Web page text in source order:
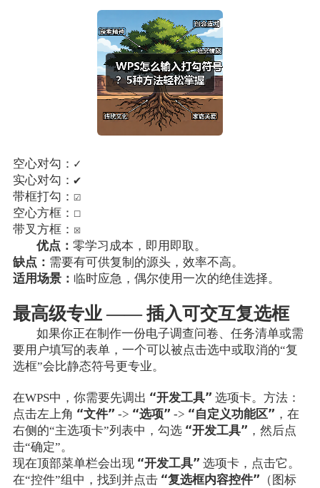
空心对勾： ✓
实心对勾： ✔
带框打勾： ☑
空心方框： ☐
带叉方框： ☒
优点：零学习成本，即用即取。
缺点： 需要有可供复制的源头，效率不高。
适用场景： 临时应急，偶尔使用一次的绝佳选择。
最高级专业 —— 插入可交互复选框
如果你正在制作一份电子调查问卷、任务清单或需
要用户填写的表单，一个可以被点击选中或取消的“复
选框”会比静态符号更专业。
在WPS中，你需要先调出 “开发工具” 选项卡。方法：
点击左上角 “文件” -> “选项” -> “自定义功能区” ，在
右侧的“主选项卡”列表中，勾选 “开发工具” ，然后点
击“确定”。
现在顶部菜单栏会出现 “开发工具” 选项卡，点击它。
在“控件”组中，找到并点击 “复选框内容控件” （图标